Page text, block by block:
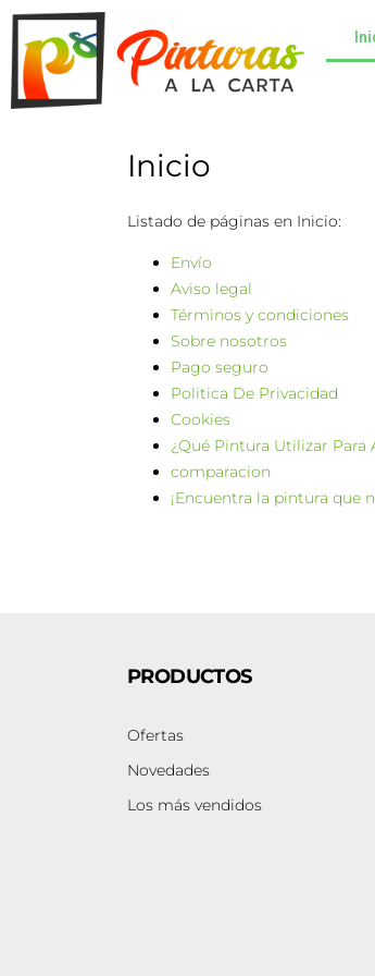
Inicio
Listado de páginas en Inicio:
Envío
Aviso legal
Términos y condiciones
Sobre nosotros
Pago seguro
Politica De Privacidad
Cookies
¿Qué Pintura Utilizar Para
comparacion
¡Encuentra la pintura que
PRODUCTOS
Ofertas
Novedades
Los más vendidos